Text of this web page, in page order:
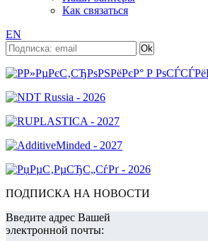
Как связаться
EN
ПОДПИСКА НА НОВОСТИ
Введите адрес Вашей
электронной почты: